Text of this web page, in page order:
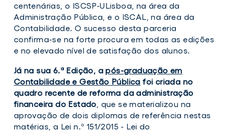
Pós-
graduação
Contabilidade
e
Pública
centenárias, o ISCSP-ULisboa, na área da
Administração Pública, e o ISCAL, na área da
Contabilidade. O sucesso desta parceria
confirma-se na forte procura em todas as edições
e no elevado nível de satisfação dos alunos.
Já na sua 6.ª Edição, após-graduação em
Contabilidade e Gestão Pública foi criada no
quadro recente de reforma da administração
financeira do Estado , que se materializou na
aprovação de dois diplomas de referência nestas
matérias, a Lei n.º 151/2015 - Lei do